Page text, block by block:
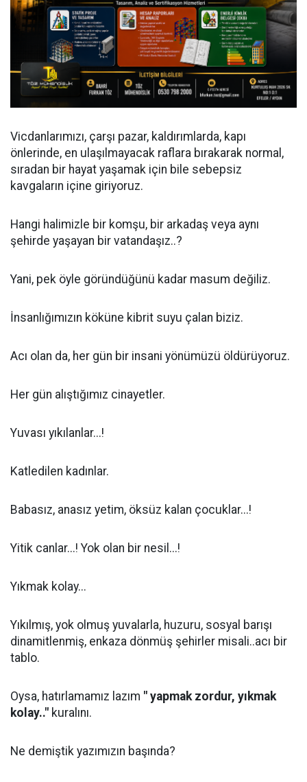
Vicdanlarımızı, çarşı pazar, kaldırımlarda, kapı
önlerinde, en ulaşılmayacak raflara bırakarak normal,
sıradan bir hayat yaşamak için bile sebepsiz
kavgaların içine giriyoruz.
Hangi halimizle bir komşu, bir arkadaş veya aynı
şehirde yaşayan bir vatandaşız..?
Yani, pek öyle göründüğünü kadar masum değiliz.
İnsanlığımızın köküne kibrit suyu çalan biziz.
Acı olan da, her gün bir insani yönümüzü öldürüyoruz.
Her gün alıştığımız cinayetler.
Yuvası yıkılanlar...!
Katledilen kadınlar.
Babasız, anasız yetim, öksüz kalan çocuklar...!
Yitik canlar...! Yok olan bir nesil...!
Yıkmak kolay...
Yıkılmış, yok olmuş yuvalarla, huzuru, sosyal barışı
dinamitlenmiş, enkaza dönmüş şehirler misali..acı bir
tablo.
Oysa, hatırlamamız lazım " yapmak zordur, yıkmak
kolay.." kuralını.
Ne demiştik yazımızın başında?